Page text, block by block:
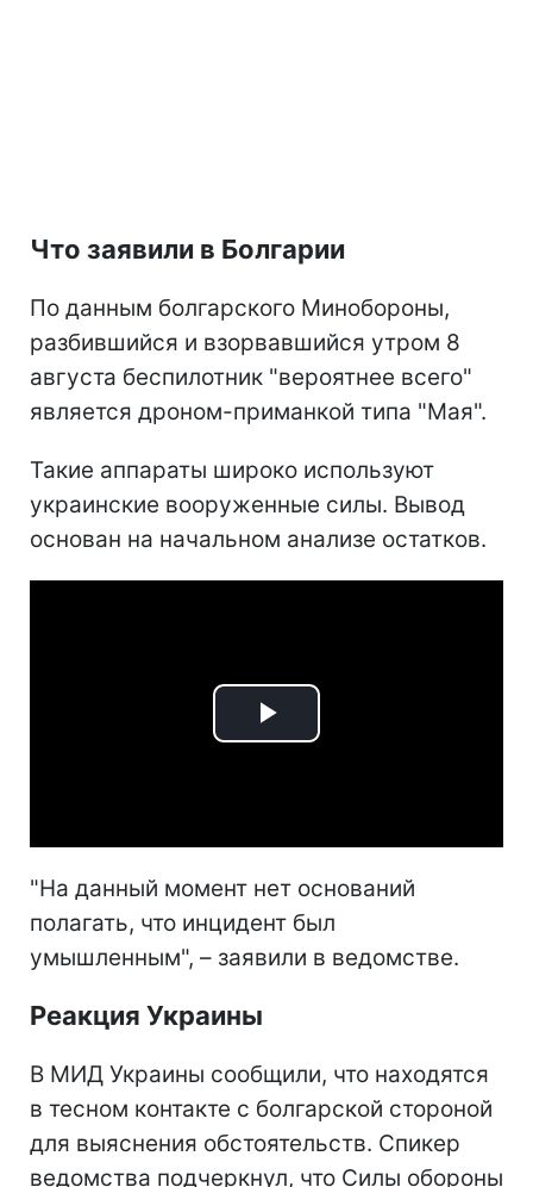
Что заявили в Болгарии
По данным болгарского Минобороны,
разбившийся и взорвавшийся утром 8
августа беспилотник "вероятнее всего"
является дроном-приманкой типа "Мая".
Такие аппараты широко используют
украинские вооруженные силы. Вывод
основан на начальном анализе остатков.
Play
"На данный момент нет оснований
полагать, что инцидент был
умышленным", – заявили в ведомстве.
Реакция Украины
В МИД Украины сообщили, что находятся
в тесном контакте с болгарской стороной
для выяснения обстоятельств. Спикер
ведомства подчеркнул, что Силы обороны